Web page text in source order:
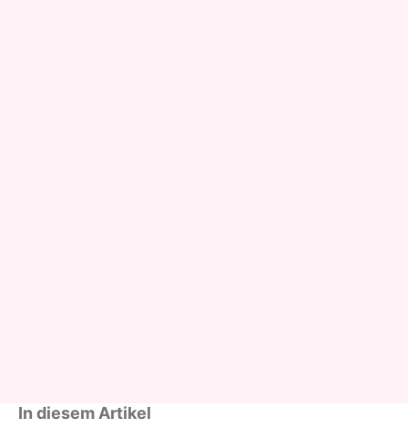
In diesem Artikel